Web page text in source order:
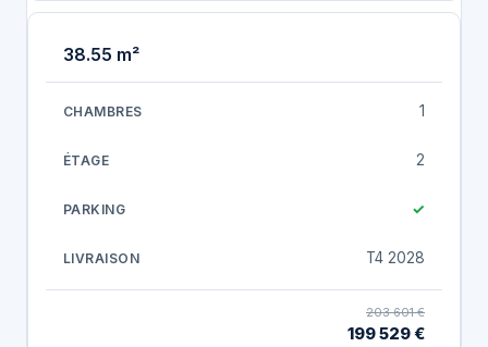
38.55 m²
1
2
✓
T4 2028
203 601 €
199 529 €